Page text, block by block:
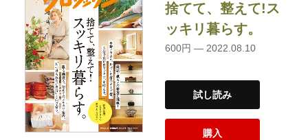
捨てて、整えて!ス
ッキリ暮らす。
600円 — 2022.08.10
試し読み
購入